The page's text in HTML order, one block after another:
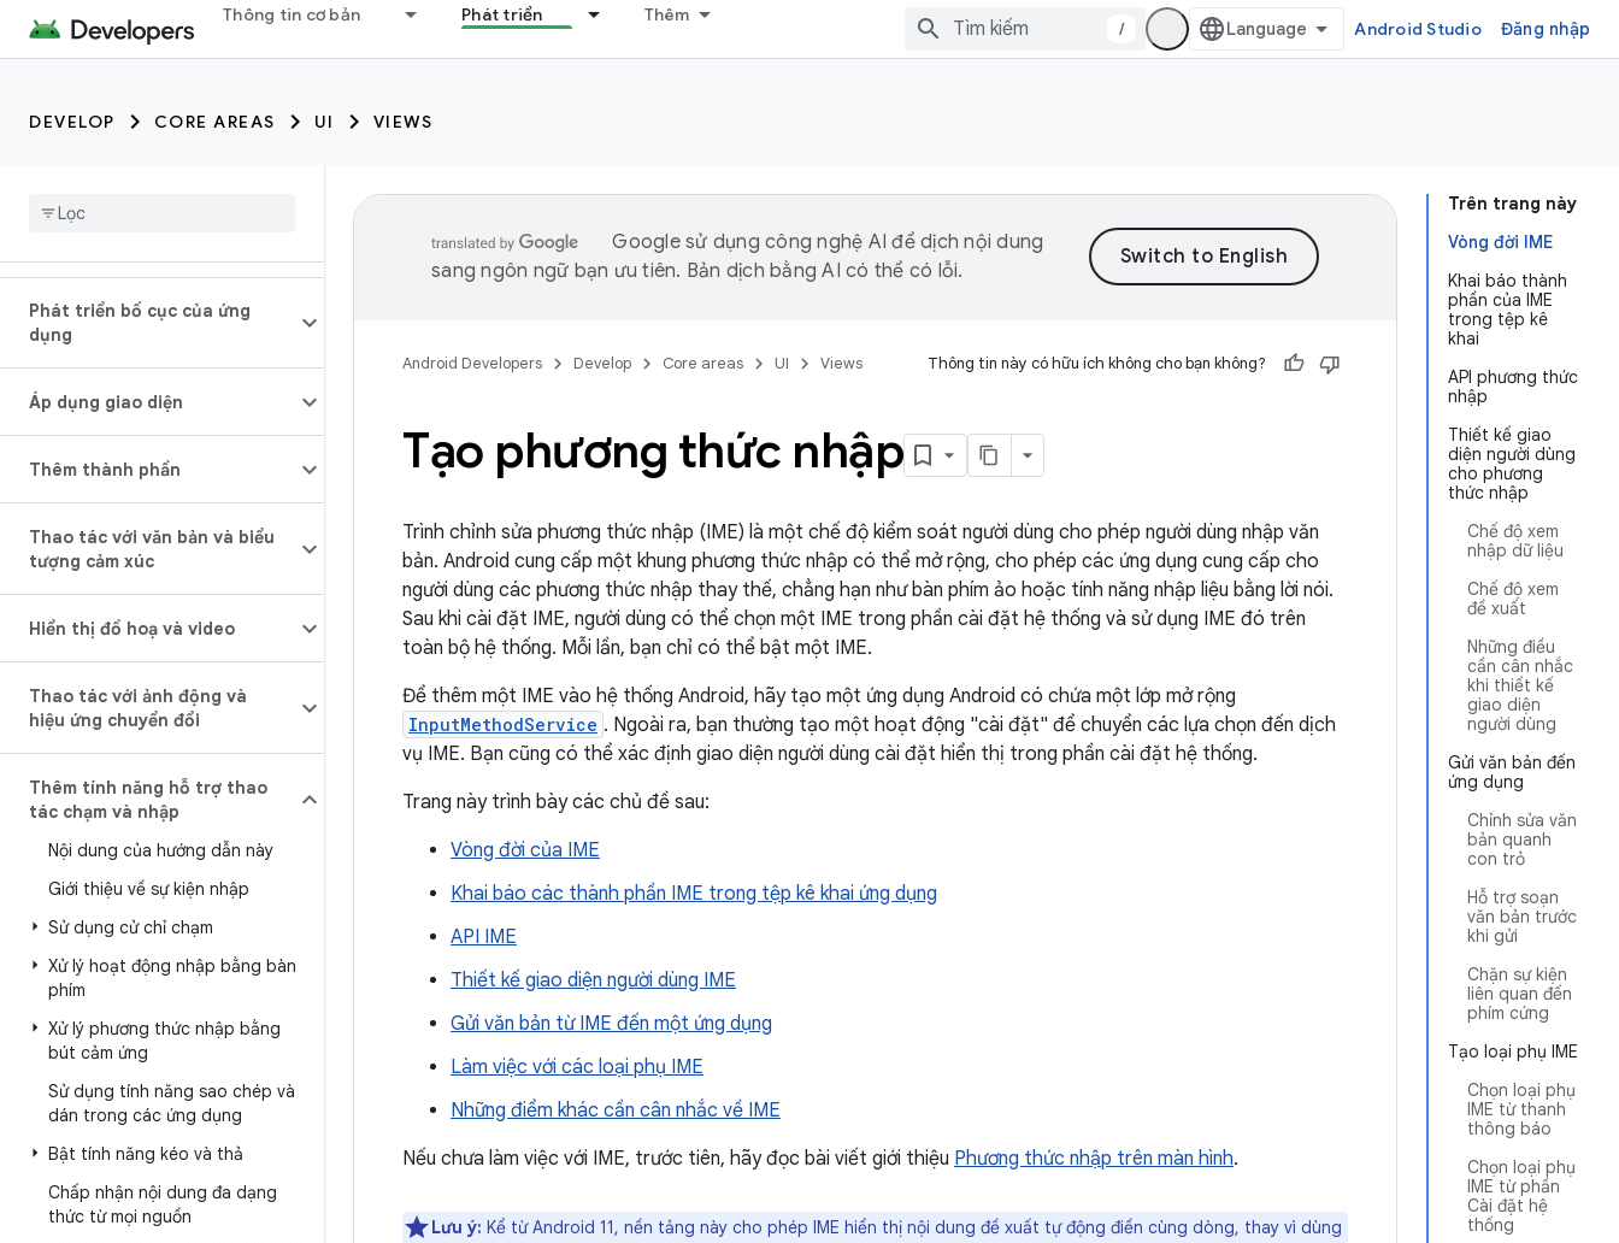
Thông tin cơ bản Phát triển Thêm
/ Android Studio Đăng nhập
DEVELOP CORE AREAS UI VIEWS
Phát triển bố cục của ứng
dụng
Áp dụng giao diện
Thêm thành phần
Thao tác với văn bản và biểu
tượng cảm xúc
Hiển thị đồ hoạ và video
Thao tác với ảnh động và
hiệu ứng chuyển đổi
Thêm tính năng hỗ trợ thao
tác chạm và nhập
Nội dung của hướng dẫn này
Giới thiệu về sự kiện nhập
Sử dụng cử chỉ chạm
Xử lý hoạt động nhập bằng bàn
phím
Xử lý phương thức nhập bằng
bút cảm ứng
Sử dụng tính năng sao chép và
dán trong các ứng dụng
Bật tính năng kéo và thả
Chấp nhận nội dung đa dạng
thức từ mọi nguồn
Trên trang này
Vòng đời IME
Khai báo thành
phần của IME
trong tệp kê
khai
API phương thức
nhập
Thiết kế giao
diện người dùng
cho phương
thức nhập
Chế độ xem
nhập dữ liệu
Chế độ xem
đề xuất
Những điều
cần cân nhắc
khi thiết kế
giao diện
người dùng
Gửi văn bản đến
ứng dụng
Chỉnh sửa văn
bản quanh
con trỏ
Hỗ trợ soạn
văn bản trước
khi gửi
Chặn sự kiện
liên quan đến
phím cứng
Tạo loại phụ IME
Chọn loại phụ
IME từ thanh
thông báo
Chọn loại phụ
IME từ phần
Cài đặt hệ
thống
Google sử dụng công nghệ AI để dịch nội dung
sang ngôn ngữ bạn ưu tiên. Bản dịch bằng AI có thể có lỗi.
Android Developers Develop Core areas UI Views Thông tin này có hữu ích không cho bạn không?
Tạo phương thức nhập
Trình chỉnh sửa phương thức nhập (IME) là một chế độ kiểm soát người dùng cho phép người dùng nhập văn
bản. Android cung cấp một khung phương thức nhập có thể mở rộng, cho phép các ứng dụng cung cấp cho
người dùng các phương thức nhập thay thế, chẳng hạn như bàn phím ảo hoặc tính năng nhập liệu bằng lời nói.
Sau khi cài đặt IME, người dùng có thể chọn một IME trong phần cài đặt hệ thống và sử dụng IME đó trên
toàn bộ hệ thống. Mỗi lần, bạn chỉ có thể bật một IME.
Để thêm một IME vào hệ thống Android, hãy tạo một ứng dụng Android có chứa một lớp mở rộng
InputMethodService . Ngoài ra, bạn thường tạo một hoạt động "cài đặt" để chuyển các lựa chọn đến dịch
vụ IME. Bạn cũng có thể xác định giao diện người dùng cài đặt hiển thị trong phần cài đặt hệ thống.
Trang này trình bày các chủ đề sau:
Vòng đời của IME
Khai báo các thành phần IME trong tệp kê khai ứng dụng
API IME
Thiết kế giao diện người dùng IME
Gửi văn bản từ IME đến một ứng dụng
Làm việc với các loại phụ IME
Những điểm khác cần cân nhắc về IME
Nếu chưa làm việc với IME, trước tiên, hãy đọc bài viết giới thiệu Phương thức nhập trên màn hình.
Lưu ý: Kể từ Android 11, nền tảng này cho phép IME hiển thị nội dung đề xuất tự động điền cùng dòng, thay vì dùng